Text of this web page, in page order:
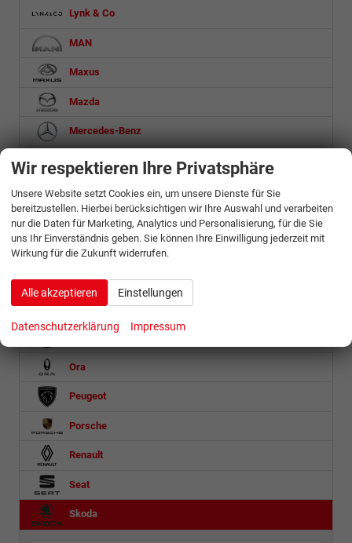
Lynk & Co
MAN
Maxus
Mazda
Mercedes-Benz
Microlino
Mini
Mitsubishi
Nissan
Omoda
Ora
Peugeot
Porsche
Renault
Seat
Skoda
Wir respektieren Ihre Privatsphäre
Unsere Website setzt Cookies ein, um unsere Dienste für Sie
bereitzustellen. Hierbei berücksichtigen wir Ihre Auswahl und verarbeiten
nur die Daten für Marketing, Analytics und Personalisierung, für die Sie
uns Ihr Einverständnis geben. Sie können Ihre Einwilligung jederzeit mit
Wirkung für die Zukunft widerrufen.
Alle akzeptieren Einstellungen
Datenschutzerklärung Impressum